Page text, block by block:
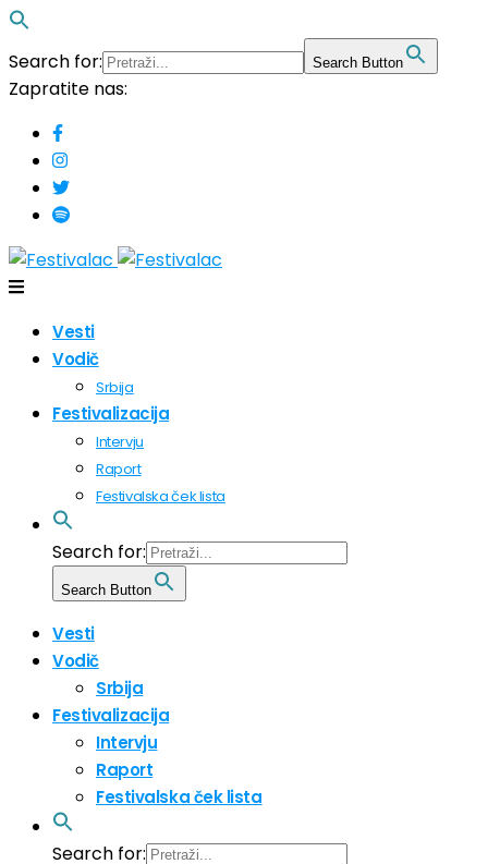
Search for: Search Button
Zapratite nas:
Vesti
Vodič
Srbija
Festivalizacija
Intervju
Raport
Festivalska ček lista
Search for:
Search Button
Vesti
Vodič
Srbija
Festivalizacija
Intervju
Raport
Festivalska ček lista
Search for: